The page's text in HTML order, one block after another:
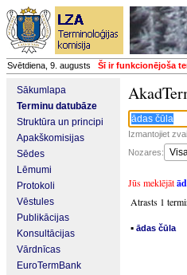
Svētdiena, 9. augusts Šī ir funkcionējoša
Sākumlapa
Terminu datubāze
Struktūra un principi
Apakškomisijas
Sēdes
Lēmumi
Protokoli
Vēstules
Publikācijas
Konsultācijas
Vārdnīcas
EuroTermBank
Izmantojiet
Nozares:
Jūs meklējāt
Atrasts 1
▪ ādas čūla